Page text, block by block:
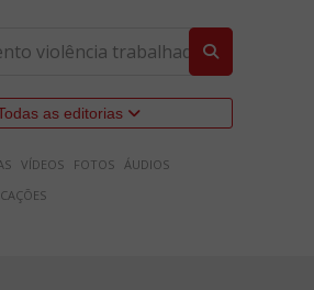
as editorias
VÍDEOS FOTOS ÁUDIOS